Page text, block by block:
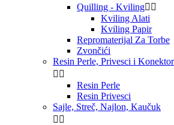
Quilling - Kviling 
Kviling Alati
Kviling Papir
Repromaterijal Za Torbe
Zvončići
Resin Perle, Privesci i
 
Resin Perle
Resin Privesci
Sajle, Streč, Najlon, Kaučuk
 